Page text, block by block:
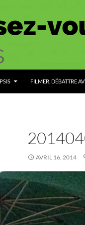
FILMER, DÉBATTRE
AVRIL 16, 2014